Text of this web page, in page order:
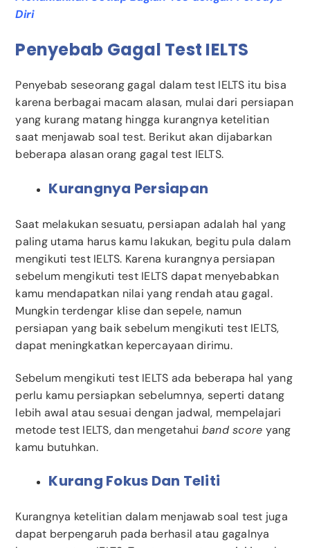
Diri
Penyebab Gagal Test IELTS
Penyebab seseorang gagal dalam test IELTS itu bisa
karena berbagai macam alasan, mulai dari persiapan
yang kurang matang hingga kurangnya ketelitian
saat menjawab soal test. Berikut akan dijabarkan
beberapa alasan orang gagal test IELTS.
Kurangnya Persiapan
Saat melakukan sesuatu, persiapan adalah hal yang
paling utama harus kamu lakukan, begitu pula dalam
mengikuti test IELTS. Karena kurangnya persiapan
sebelum mengikuti test IELTS dapat menyebabkan
kamu mendapatkan nilai yang rendah atau gagal.
Mungkin terdengar klise dan sepele, namun
persiapan yang baik sebelum mengikuti test IELTS,
dapat meningkatkan kepercayaan dirimu.
Sebelum mengikuti test IELTS ada beberapa hal yang
perlu kamu persiapkan sebelumnya, seperti datang
lebih awal atau sesuai dengan jadwal, mempelajari
metode test IELTS, dan mengetahui band score yang
kamu butuhkan.
Kurang Fokus Dan Teliti
Kurangnya ketelitian dalam menjawab soal test juga
dapat berpengaruh pada berhasil atau gagalnya